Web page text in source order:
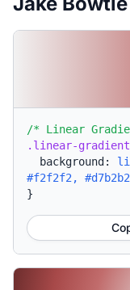
/* Linear
.linear-gradient
background:
#f2f2f2,
}